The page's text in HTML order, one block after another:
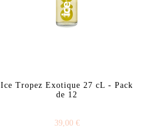
Ice Tropez Exotique 27 cL - Pack
de 12
39,00 €